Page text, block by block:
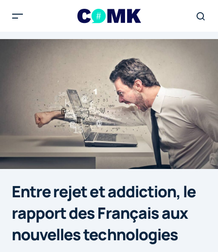
Entre rejet et addiction, le
rapport des Français aux
nouvelles technologies